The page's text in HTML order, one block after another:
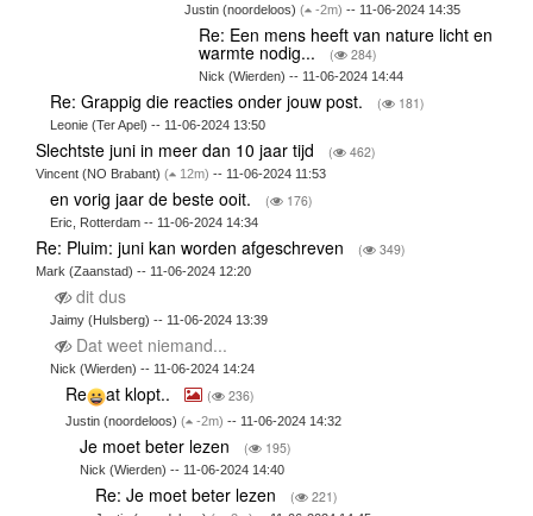
Justin (noordeloos) ( -2m) -- 11-06-2024 14:35
Re: Een mens heeft van nature licht en
warmte nodig... ( 284)
Nick (Wierden) -- 11-06-2024 14:44
Re: Grappig die reacties onder jouw post. ( 181)
Leonie (Ter Apel) -- 11-06-2024 13:50
Slechtste juni in meer dan 10 jaar tijd ( 462)
Vincent (NO Brabant) ( 12m) -- 11-06-2024 11:53
en vorig jaar de beste ooit. ( 176)
Eric, Rotterdam -- 11-06-2024 14:34
Re: Pluim: juni kan worden afgeschreven ( 349)
Mark (Zaanstad) -- 11-06-2024 12:20
dit dus
Jaimy (Hulsberg) -- 11-06-2024 13:39
Dat weet niemand...
Nick (Wierden) -- 11-06-2024 14:24
Re at klopt.. ( 236)
Justin (noordeloos) ( -2m) -- 11-06-2024 14:32
Je moet beter lezen ( 195)
Nick (Wierden) -- 11-06-2024 14:40
Re: Je moet beter lezen ( 221)